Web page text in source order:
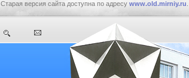
Старая версия сайта доступна по адресу www.old.mirniy.ru